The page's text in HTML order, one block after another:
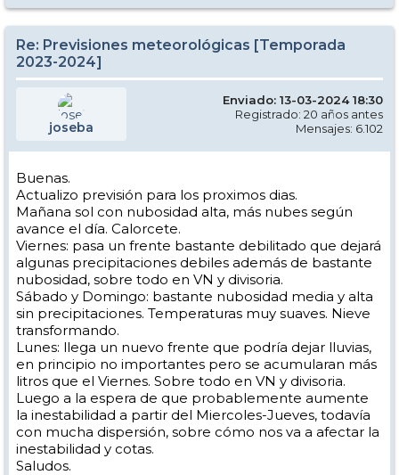
Re: Previsiones meteorológicas [Temporada
2023-2024]
joseba
Enviado: 13-03-2024 18:30
Registrado: 20 años antes
Mensajes: 6.102
Buenas.
Actualizo previsión para los proximos dias.
Mañana sol con nubosidad alta, más nubes según
avance el día. Calorcete.
Viernes: pasa un frente bastante debilitado que dejará
algunas precipitaciones debiles además de bastante
nubosidad, sobre todo en VN y divisoria.
Sábado y Domingo: bastante nubosidad media y alta
sin precipitaciones. Temperaturas muy suaves. Nieve
transformando.
Lunes: llega un nuevo frente que podría dejar lluvias,
en principio no importantes pero se acumularan más
litros que el Viernes. Sobre todo en VN y divisoria.
Luego a la espera de que probablemente aumente
la inestabilidad a partir del Miercoles-Jueves, todavía
con mucha dispersión, sobre cómo nos va a afectar la
inestabilidad y cotas.
Saludos.